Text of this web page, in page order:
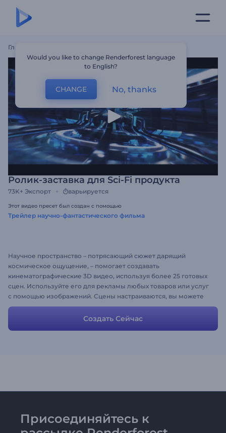
Главная
Ролик-заставка для Sci-Fi продукта
73K+ Экспорт варьируется
Этот видео пресет был создан с помощью
Трейлер научно-фантастического фильма
Научное пространство – потрясающий сюжет дарящий
космическое ощущение, – помогает создавать
кинематографические 3D видео, используя более 25 готовых
сцен. Используйте его для рекламы любых товаров или услуг
с помощью изображений. Сцены настраиваются, вы можете
добавлять столько новых изображений или видео сцен,
Создать Сейчас
Присоединяйтесь к
Would you like to change Renderforest language
to English?
CHANGE No, thanks